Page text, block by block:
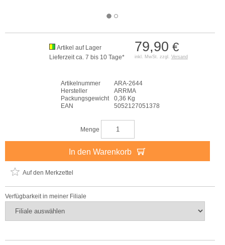
79,90 €
inkl. MwSt. zzgl. Versand
Artikel auf Lager
Lieferzeit ca. 7 bis 10 Tage*
Artikelnummer
ARA-2644
Hersteller
ARRMA
Packungsgewicht
0,36 Kg
EAN
5052127051378
Menge
In den Warenkorb
Auf den Merkzettel
Verfügbarkeit in meiner Filiale